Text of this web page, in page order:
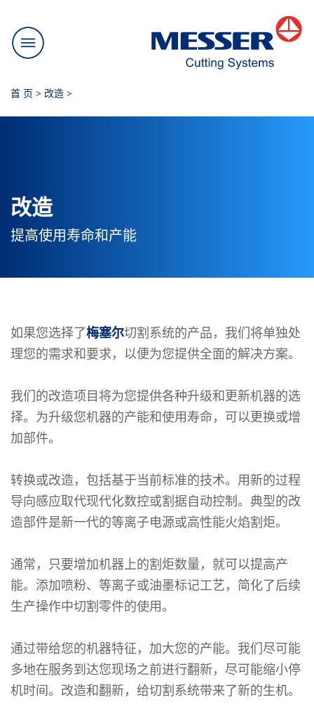
首 页 > 改造 >
改造
提高使用寿命和产能
如果您选择了梅塞尔切割系统的产品，我们将单独处
理您的需求和要求，以便为您提供全面的解决方案。
我们的改造项目将为您提供各种升级和更新机器的选
择。为升级您机器的产能和使用寿命，可以更换或增
加部件。
转换或改造，包括基于当前标准的技术。用新的过程
导向感应取代现代化数控或割据自动控制。典型的改
造部件是新一代的等离子电源或高性能火焰割炬。
通常，只要增加机器上的割炬数量，就可以提高产
能。添加喷粉、等离子或油墨标记工艺，简化了后续
生产操作中切割零件的使用。
通过带给您的机器特征，加大您的产能。我们尽可能
多地在服务到达您现场之前进行翻新，尽可能缩小停
机时间。改造和翻新，给切割系统带来了新的生机。